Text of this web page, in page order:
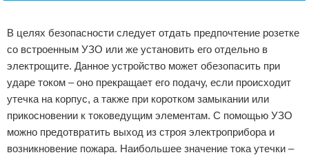
В целях безопасности следует отдать предпочтение розетке
со встроенным УЗО или же установить его отдельно в
электрощите. Данное устройство может обезопасить при
ударе током – оно прекращает его подачу, если происходит
утечка на корпус, а также при коротком замыкании или
прикосновении к токоведущим элементам. С помощью УЗО
можно предотвратить выход из строя электроприбора и
возникновение пожара. Наибольшее значение тока утечки –